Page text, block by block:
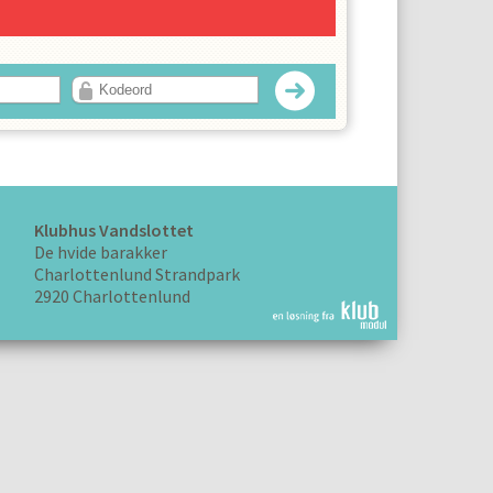
Klubhus Vandslottet
De hvide barakker
Charlottenlund Strandpark
2920 Charlottenlund